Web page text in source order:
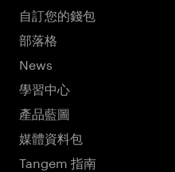
自訂您的錢包
部落格
News
學習中心
產品藍圖
媒體資料包
Tangem 指南